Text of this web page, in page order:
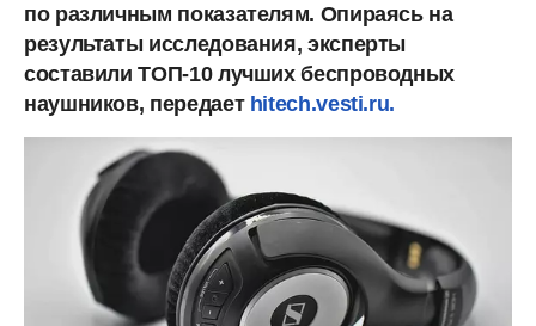
по различным показателям. Опираясь на
результаты исследования, эксперты
составили ТОП-10 лучших беспроводных
наушников, передает hitech.vesti.ru.